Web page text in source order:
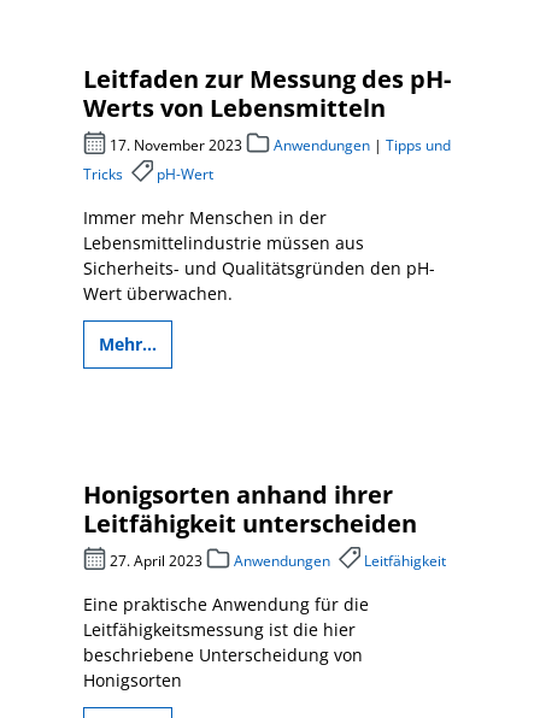
Leitfaden zur Messung des pH-
Werts von Lebensmitteln
17. November 2023 Anwendungen| Tipps und
Tricks
pH-Wert
Immer mehr Menschen in der
Lebensmittelindustrie müssen aus
Sicherheits- und Qualitätsgründen den pH-
Wert überwachen.
Mehr...
Honigsorten anhand ihrer
Leitfähigkeit unterscheiden
27. April 2023 Anwendungen Leitfähigkeit
Eine praktische Anwendung für die
Leitfähigkeitsmessung ist die hier
beschriebene Unterscheidung von
Honigsorten